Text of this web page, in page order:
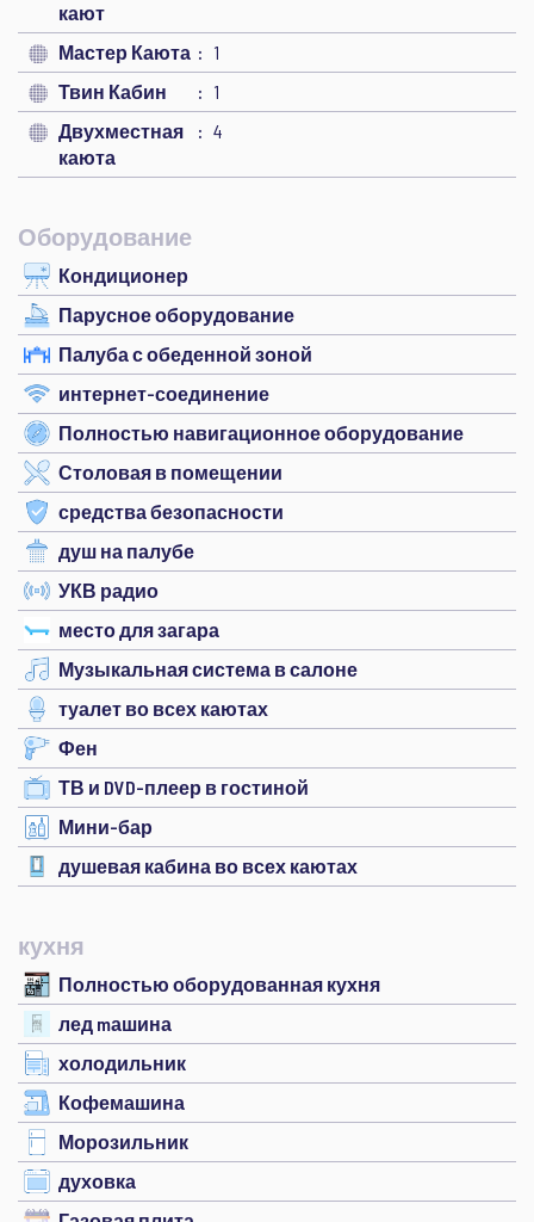
кают
Мастер Каюта
1
Твин Кабин
1
Двухместная
каюта
4
Оборудование
Кондиционер
Парусное оборудование
Палуба с обеденной зоной
интернет-соединение
Полностью навигационное оборудование
Столовая в помещении
средства безопасности
душ на палубе
УКВ радио
место для загара
Музыкальная система в салоне
туалет во всех каютах
Фен
ТВ и DVD-плеер в гостиной
Мини-бар
душевая кабина во всех каютах
кухня
Полностью оборудованная кухня
лед mашина
холодильник
Кофемашина
Морозильник
духовка